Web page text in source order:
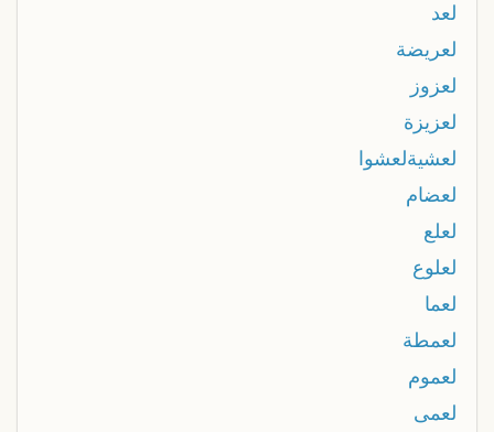
لعد
لعريضة
لعزوز
لعزيزة
لعشيةلعشوا
لعضام
لعلع
لعلوع
لعما
لعمطة
لعموم
لعمى